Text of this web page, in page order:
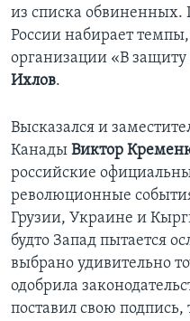
из списка обвиненных.
России набирает
организации «В защиту
Ихлов.
Высказался и
Канады Виктор
российские
революционные
Грузии, Украине и
будто Запад пытается
выбрано удивительно
одобрила
поставил свою подпись,